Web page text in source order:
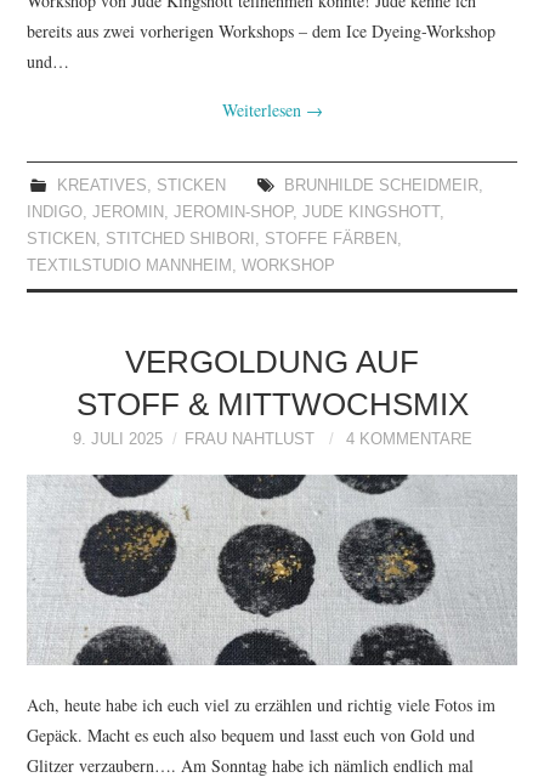
bereits aus zwei vorherigen Workshops – dem Ice Dyeing-Workshop
und…
Weiterlesen →
KREATIVES, STICKEN BRUNHILDE SCHEIDMEIR,
INDIGO,JEROMIN ,JEROMIN-SHOP,JUDE KINGSHOTT ,
STICKEN , STITCHED SHIBORI , STOFFE FÄRBEN ,
TEXTILSTUDIO MANNHEIM ,WORKSHOP
VERGOLDUNG AUF
STOFF & MITTWOCHSMIX
9. JULI 2025 FRAU NAHTLUST 4 KOMMENTARE
Ach, heute habe ich euch viel zu erzählen und richtig viele Fotos im
Gepäck. Macht es euch also bequem und lasst euch von Gold und
Glitzer verzaubern…. Am Sonntag habe ich nämlich endlich mal